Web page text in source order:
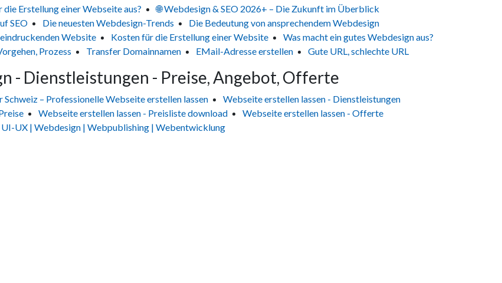
Erstellung einer Webseite aus?
🌐 Webdesign & SEO 2026+ – Die Zukunft im Überblick
SEO
Die neuesten Webdesign-Trends
Die Bedeutung von ansprechendem Webdesign
Website
Kosten für die Erstellung einer Website
Was macht ein gutes Webdesign aus?
Prozess
Transfer Domainnamen EMail-Adresse erstellen Gute URL, schlechte URL
- Dienstleistungen - Preise, Angebot, Offerte
– Professionelle Webseite erstellen lassen
Webseite erstellen lassen - Dienstleistungen
Webseite erstellen lassen - Preisliste download
Webseite erstellen lassen - Offerte
UI-UX | Webdesign | Webpublishing | Webentwicklung